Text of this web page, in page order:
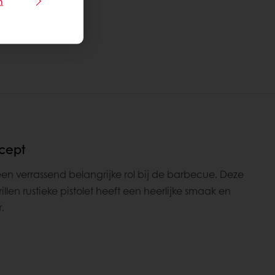
verrassend belangrijke rol bij de barbecue. Deze
rustieke pistolet heeft een heerlijke smaak en